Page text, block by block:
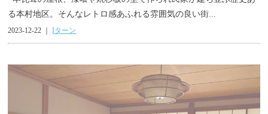
る本村地区。そんなレトロ感あふれる雰囲気の良い街...
2023-12-22 ｜Iターン